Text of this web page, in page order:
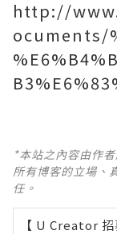
http://
ocuments/
*本站之內容由作
所有博客的立場、
任。
【 U Creator 招